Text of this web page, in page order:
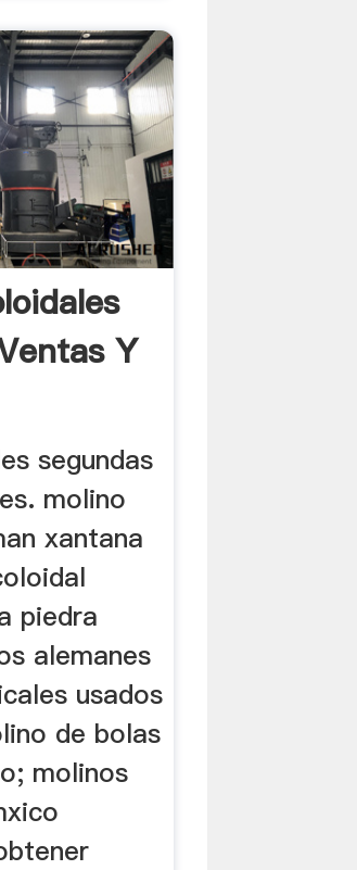
Y
segundas
molino
xantana
piedra
alemanes
usados
de bolas
molinos